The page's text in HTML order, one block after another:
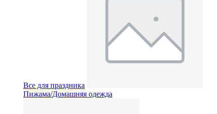
Все для праздника
Пижама/Домашняя одежда